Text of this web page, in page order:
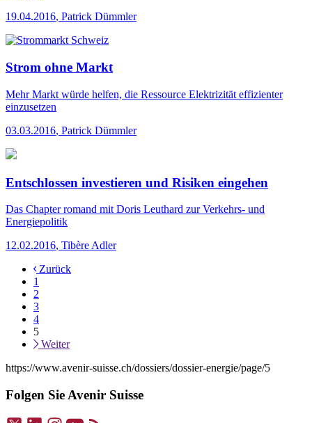
19.04.2016, Patrick Dümmler
Strom ohne Markt
Mehr Markt würde helfen, die Ressource Elektrizität effizienter
einzusetzen
03.03.2016, Patrick Dümmler
Entschlossen investieren und Risiken eingehen
Das Chapter romand mit Doris Leuthard zur Verkehrs- und
Energiepolitik
12.02.2016, Tibère Adler
Zurück
1
2
3
4
5
Weiter
https://www.avenir-suisse.ch/dossiers/dossier-energie/page/5
Folgen Sie Avenir Suisse